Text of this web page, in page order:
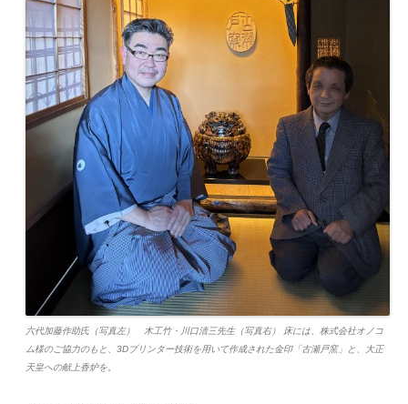
六代加藤作助氏（写真左） 木工竹・川口清三先生（写真右） 床には、株式会社オノコ
ム様のご協力のもと、3Dプリンター技術を用いて作成された金印「古瀬戸窯」と、大正
天皇への献上香炉を。